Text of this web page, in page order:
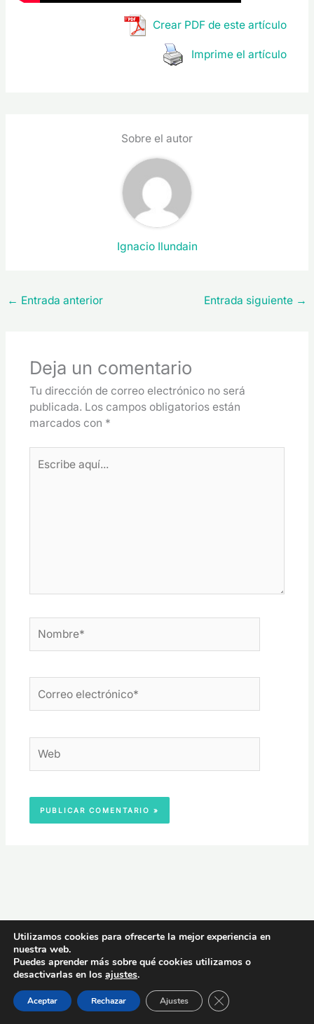
Crear PDF de este artículo
Imprime el artículo
Sobre el autor
Ignacio Ilundain
← Entrada anterior Entrada siguiente →
Deja un comentario
Tu dirección de correo electrónico no será
publicada. Los campos obligatorios están
marcados con *
aquí...
electrónico*
Actor Alegría Amistad Amor Bergman
Utilizamos cookies para ofrecerte la mejor experiencia en
nuestra web.
Puedes aprender más sobre qué cookies utilizamos o
desactivarlas en los ajustes.
Aceptar Rechazar Ajustes CERRAR EL